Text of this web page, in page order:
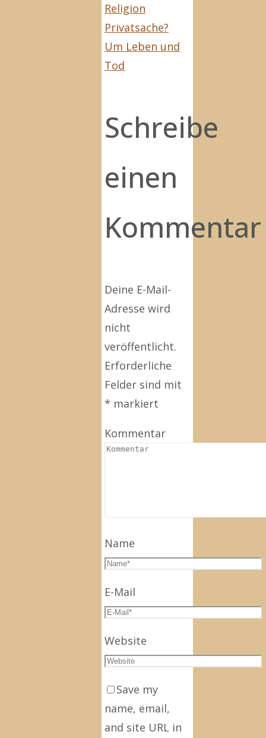
Religion
Privatsache?
Um Leben und
Tod
Schreibe
einen
Kommentar
Deine E-Mail-
Adresse wird
nicht
veröffentlicht.
Erforderliche
Felder sind mit
* markiert
Kommentar
Name
E-Mail
Website
Save my
name, email,
and site URL in